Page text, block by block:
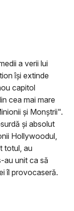
a verii lui
își extinde
capitol
cea mai mare
și Monștrii".
și absolut
Hollywoodul,
totul, au
au unit ca să
îl provocaseră.